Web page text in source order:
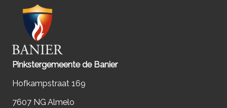
Pinkstergemeente de Banier
Hofkampstraat 169
7607 NG Almelo